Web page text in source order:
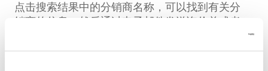
点击搜索结果中的分销商名称，可以找到有关分
销商的信息，然后通过电子邮件发送询价单或者